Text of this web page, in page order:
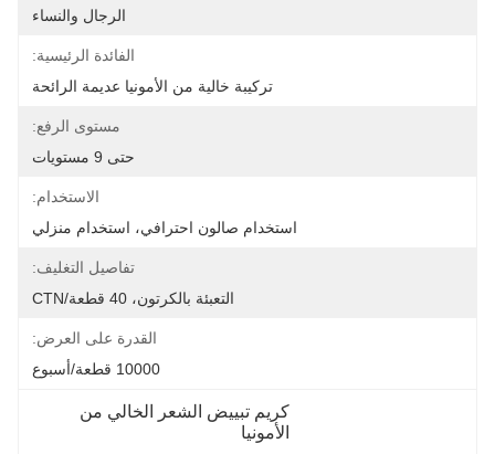
الرجال والنساء
الفائدة الرئيسية:
تركيبة خالية من الأمونيا عديمة الرائحة
مستوى الرفع:
حتى 9 مستويات
الاستخدام:
استخدام صالون احترافي، استخدام منزلي
تفاصيل التغليف:
التعبئة بالكرتون، 40 قطعة/CTN
القدرة على العرض:
10000 قطعة/أسبوع
كريم تبييض الشعر الخالي من
الأمونيا